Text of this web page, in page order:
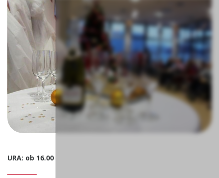
URA: ob 16.00